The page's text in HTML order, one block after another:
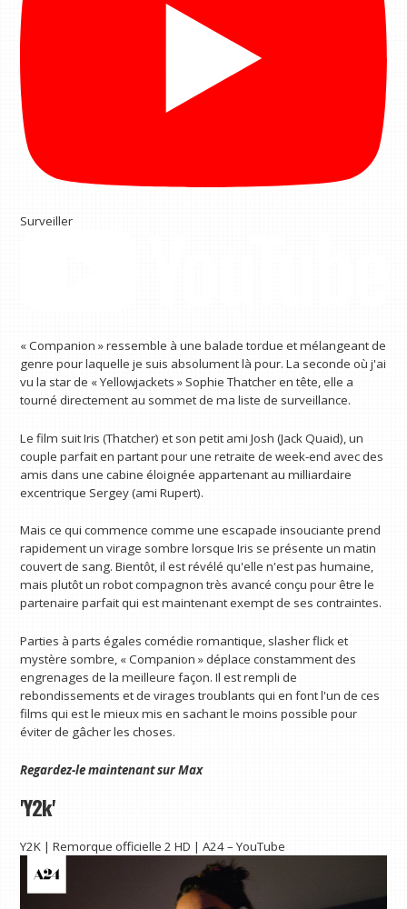
Surveiller
« Companion » ressemble à une balade tordue et mélangeant de
genre pour laquelle je suis absolument là pour. La seconde où j'ai
vu la star de « Yellowjackets » Sophie Thatcher en tête, elle a
tourné directement au sommet de ma liste de surveillance.
Le film suit Iris (Thatcher) et son petit ami Josh (Jack Quaid), un
couple parfait en partant pour une retraite de week-end avec des
amis dans une cabine éloignée appartenant au milliardaire
excentrique Sergey (ami Rupert).
Mais ce qui commence comme une escapade insouciante prend
rapidement un virage sombre lorsque Iris se présente un matin
couvert de sang. Bientôt, il est révélé qu'elle n'est pas humaine,
mais plutôt un robot compagnon très avancé conçu pour être le
partenaire parfait qui est maintenant exempt de ses contraintes.
Parties à parts égales comédie romantique, slasher flick et
mystère sombre, « Companion » déplace constamment des
engrenages de la meilleure façon. Il est rempli de
rebondissements et de virages troublants qui en font l'un de ces
films qui est le mieux mis en sachant le moins possible pour
éviter de gâcher les choses.
Regardez-le maintenant surMax
'Y2k'
Y2K | Remorque officielle 2 HD | A24 – YouTube